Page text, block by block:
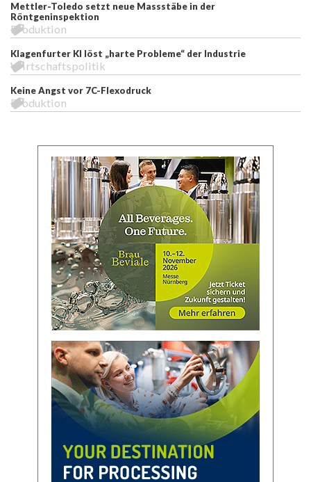
Mettler-Toledo setzt neue Massstäbe in der
Röntgeninspektion
Produktion
Klagenfurter KI löst „harte Probleme“ der Industrie
Wirtschaftspolitik
Keine Angst vor 7C-Flexodruck
Produktion